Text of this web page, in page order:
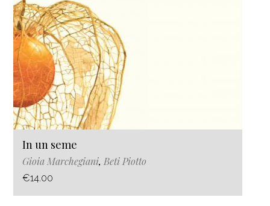
In un seme
Gioia Marchegiani, Beti Piotto
€14.00